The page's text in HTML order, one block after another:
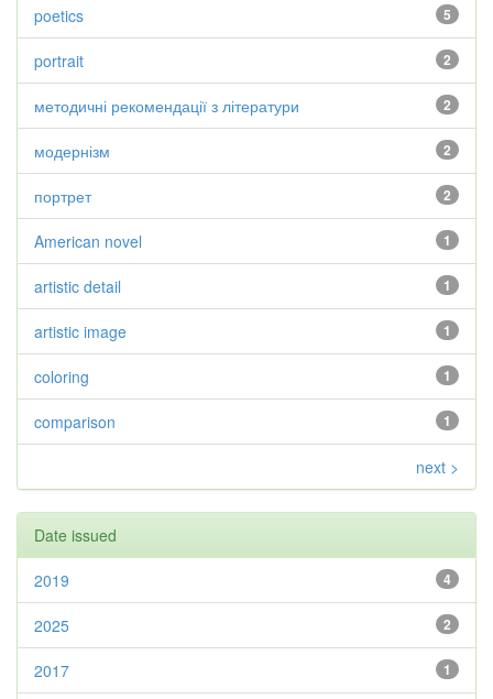
5
poetics
2
portrait
2
методичні рекомендації з літератури
2
модернізм
2
портрет
1
American novel
1
artistic detail
1
artistic image
1
coloring
1
comparison
next >
Date issued
4
2019
2
2025
1
2017